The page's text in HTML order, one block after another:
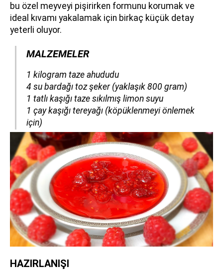
bu özel meyveyi pişirirken formunu korumak ve
ideal kıvamı yakalamak için birkaç küçük detay
yeterli oluyor.
MALZEMELER
​​​​​​​1 kilogram taze ahududu
4 su bardağı toz şeker (yaklaşık 800 gram)
1 tatlı kaşığı taze sıkılmış limon suyu
1 çay kaşığı tereyağı (köpüklenmeyi önlemek
için)
HAZIRLANIŞI